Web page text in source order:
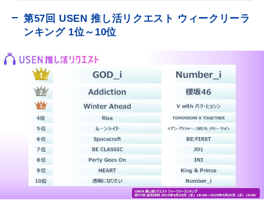
第57回 USEN 推し活リクエスト ウィークリーラ
ンキング 1位～10位